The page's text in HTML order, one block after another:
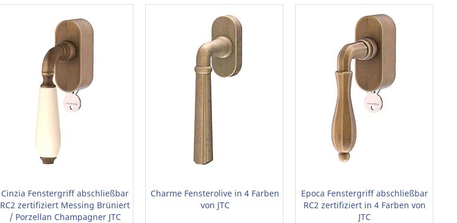
Cinzia Fenstergriff abschließbar
RC2 zertifiziert Messing Brüniert
/ Porzellan Champagner JTC
Charme Fensterolive in 4 Farben
von JTC
Epoca Fenstergriff abschließbar
RC2 zertifiziert in 4 Farben von
JTC